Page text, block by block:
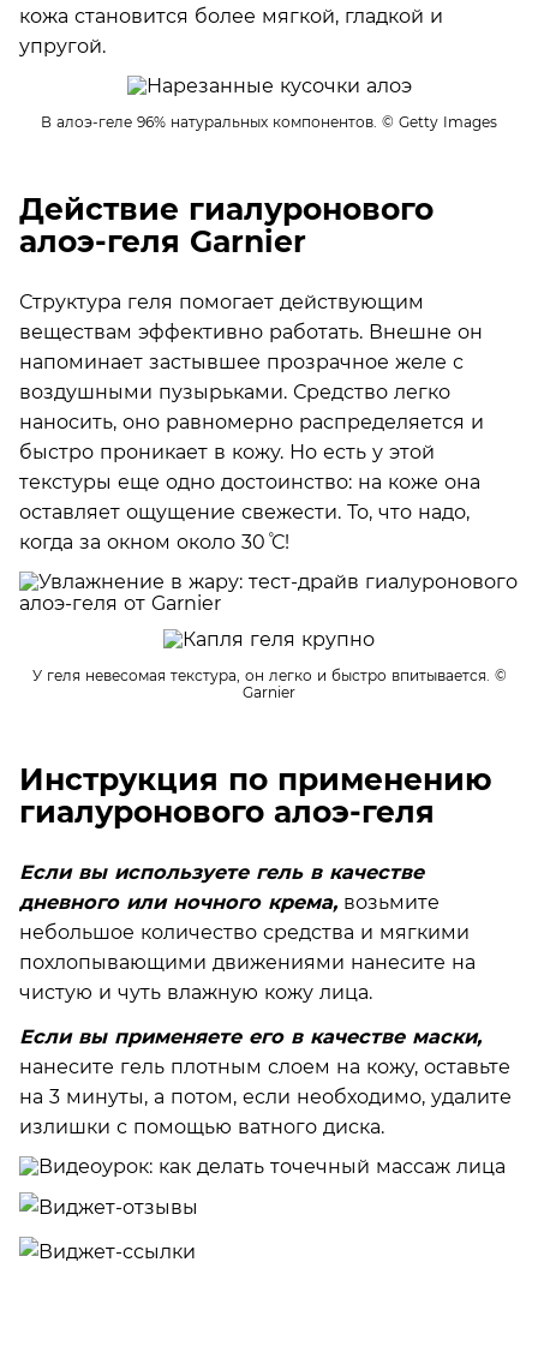
кожа становится более мягкой, гладкой и
упругой.
В алоэ-геле 96% натуральных компонентов. © Getty Images
Действие гиалуронового
алоэ-геля Garnier
Структура геля помогает действующим
веществам эффективно работать. Внешне он
напоминает застывшее прозрачное желе с
воздушными пузырьками. Средство легко
наносить, оно равномерно распределяется и
быстро проникает в кожу. Но есть у этой
текстуры еще одно достоинство: на коже она
оставляет ощущение свежести. То, что надо,
когда за окном около 30˚ С!
У геля невесомая текстура, он легко и быстро впитывается. ©
Garnier
Инструкция по применению
гиалуронового алоэ-геля
Если вы используете гель в качестве
дневного или ночного крема, возьмите
небольшое количество средства и мягкими
похлопывающими движениями нанесите на
чистую и чуть влажную кожу лица.
Если вы применяете его в качестве маски,
нанесите гель плотным слоем на кожу, оставьте
на 3 минуты, а потом, если необходимо, удалите
излишки с помощью ватного диска.